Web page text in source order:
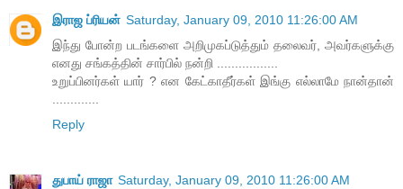
இராஜ ப்ரியன் Saturday, January 09, 2010 11:26:00 AM
இந்து போன்ற படங்களை அறிமுகப்டுத்தும் தலைவர், அவர்களுக்கு
எனது சங்கத்தின் சார்பில் நன்றி .................
உறுப்பினர்கள் யார் ? என கேட்காதீர்கள் இங்கு எல்லாமே நான்தான்
Reply
துபாய் ராஜா Saturday, January 09, 2010 11:26:00 AM